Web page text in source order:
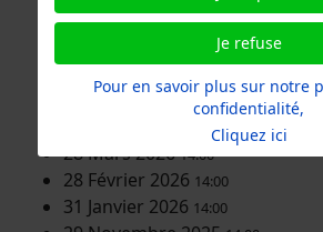
28 Novembre 202614:00
14:00
30 Mai 2026 14:00
28 Mars 202614:00
28 Février 2026 14:00
31 Janvier 2026 14:00
Je refuse
Pour en savoir plus sur notre
confidentialité,
Cliquez ici